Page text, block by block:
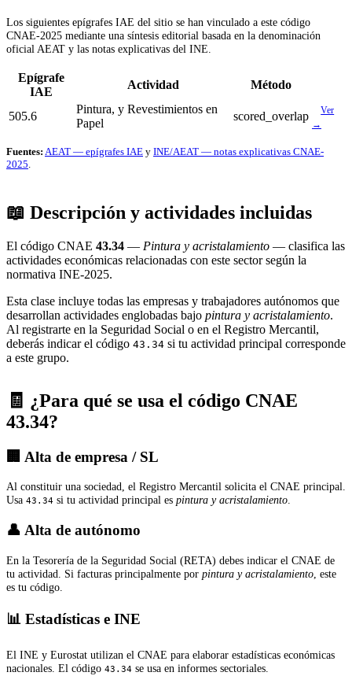
Los siguientes epígrafes IAE del sitio se han vinculado a este código
CNAE-2025 mediante una síntesis editorial basada en la denominación
oficial AEAT y las notas explicativas del INE.
Epígrafe
IAE
Actividad Método
505.6
Pintura, y Revestimientos en
Papel
scored_overlap
Ver
→
Fuentes: AEAT — epígrafes IAE y INE/AEAT — notas explicativas CNAE-
2025
📖 Descripción y actividades incluidas
El código CNAE 43.34 — Pintura y acristalamiento — clasifica las
actividades económicas relacionadas con este sector según la
normativa INE-2025.
Esta clase incluye todas las empresas y trabajadores autónomos que
desarrollan actividades englobadas bajo pintura y acristalamiento.
Al registrarte en la Seguridad Social o en el Registro Mercantil,
deberás indicar el código 43.34 si tu actividad principal corresponde
a este grupo.
🧾 ¿Para qué se usa el código CNAE
43.34?
🏢 Alta de empresa / SL
Al constituir una sociedad, el Registro Mercantil solicita el CNAE principal.
Usa 43.34 si tu actividad principal es pintura y acristalamiento.
👤 Alta de autónomo
En la Tesorería de la Seguridad Social (RETA) debes indicar el CNAE de
tu actividad. Si facturas principalmente por pintura y acristalamiento , este
es tu código.
📊 Estadísticas e INE
El INE y Eurostat utilizan el CNAE para elaborar estadísticas económicas
nacionales. El código 43.34 se usa en informes sectoriales.